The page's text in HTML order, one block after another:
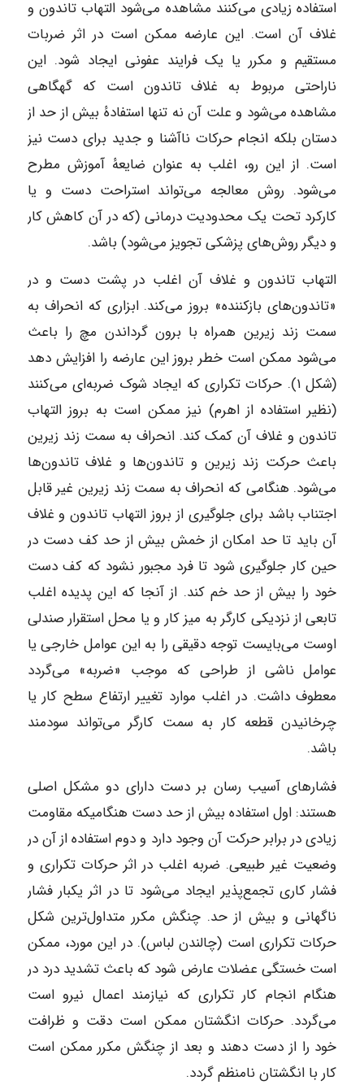
استفاده زیادی می‌کنند مشاهده می‌شود التهاب تاندون و
غلاف آن است. این عارضه ممکن است در اثر ضربات
مستقیم و مکرر یا یک فرایند عفونی ایجاد شود. این
ناراحتی مربوط به غلاف تاندون است که گهگاهی
مشاهده می‌شود و علت آن نه تنها استفادهٔ بیش از حد از
دستان بلکه انجام حرکات ناآشنا و جدید برای دست نیز
است. از این رو، اغلب به عنوان ضایعهٔ آموزش مطرح
می‌شود. روش معالجه می‌تواند استراحت دست و یا
کارکرد تحت یک محدودیت درمانی (که در آن کاهش کار
و دیگر روش‌های پزشکی تجویز می‌شود) باشد.
التهاب تاندون و غلاف آن اغلب در پشت دست و در
«تاندون‌های بازکننده» بروز می‌کند. ابزاری که انحراف به
سمت زند زیرین همراه با برون گرداندن مچ را باعث
می‌شود ممکن است خطر بروز این عارضه را افزایش دهد
(شکل ۱). حرکات تکراری که ایجاد شوک ضربه‌ای می‌کنند
(نظیر استفاده از اهرم) نیز ممکن است به بروز التهاب
تاندون و غلاف آن کمک کند. انحراف به سمت زند زیرین
باعث حرکت زند زیرین و تاندون‌ها و غلاف تاندون‌ها
می‌شود. هنگامی که انحراف به سمت زند زیرین غیر قابل
اجتناب باشد برای جلوگیری از بروز التهاب تاندون و غلاف
آن باید تا حد امکان از خمش بیش از حد کف دست در
حین کار جلوگیری شود تا فرد مجبور نشود که کف دست
خود را بیش از حد خم کند. از آنجا که این پدیده اغلب
تابعی از نزدیکی کارگر به میز کار و یا محل استقرار صندلی
اوست می‌بایست توجه دقیقی را به این عوامل خارجی یا
عوامل ناشی از طراحی که موجب «ضربه» می‌گردد
معطوف داشت. در اغلب موارد تغییر ارتفاع سطح کار یا
چرخانیدن قطعه کار به سمت کارگر می‌تواند سودمند
باشد.
فشارهای آسیب رسان بر دست دارای دو مشکل اصلی
هستند: اول استفاده بیش از حد دست هنگامیکه مقاومت
زیادی در برابر حرکت آن وجود دارد و دوم استفاده از آن در
وضعیت غیر طبیعی. ضربه اغلب در اثر حرکات تکراری و
فشار کاری تجمع‌پذیر ایجاد می‌شود تا در اثر یکبار فشار
ناگهانی و بیش از حد. چنگش مکرر متداول‌ترین شکل
حرکات تکراری است (چالندن لباس). در این مورد، ممکن
است خستگی عضلات عارض شود که باعث تشدید درد در
هنگام انجام کار تکراری که نیازمند اعمال نیرو است
می‌گردد. حرکات انگشتان ممکن است دقت و ظرافت
خود را از دست دهند و بعد از چنگش مکرر ممکن است
کار با انگشتان نامنظم گردد.